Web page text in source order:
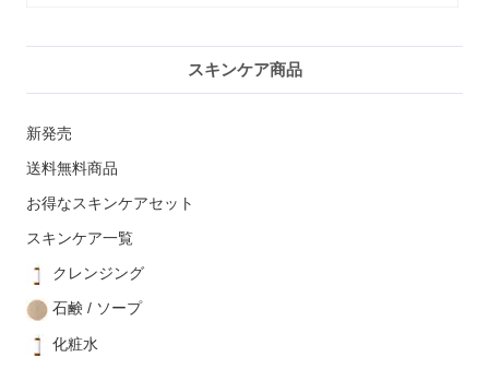
スキンケア商品
新発売
送料無料商品
お得なスキンケアセット
スキンケア一覧
クレンジング
石鹸 / ソープ
化粧水